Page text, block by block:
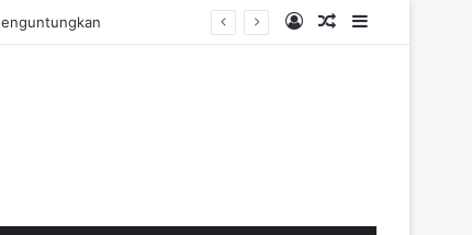
Log InRandom Article
Sidebar